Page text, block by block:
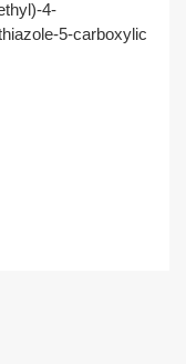
4-
5-carboxylic